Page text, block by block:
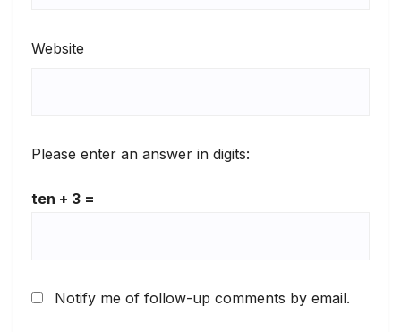
Website
Please enter an answer in digits:
ten + 3 =
Notify me of follow-up comments by email.